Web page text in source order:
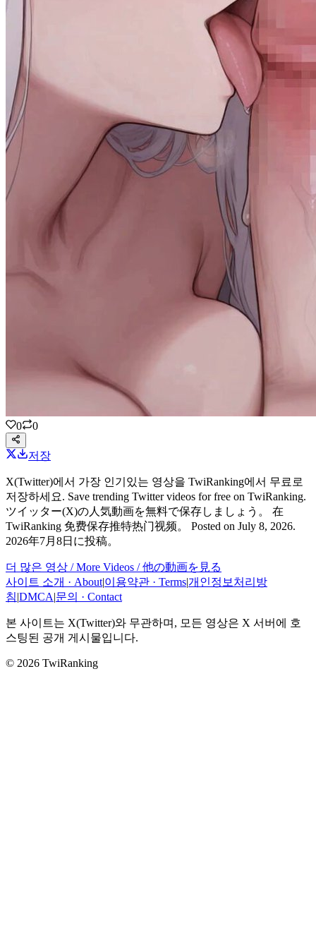
0 0
저장
X(Twitter)에서 가장 인기있는 영상을 TwiRanking에서 무료로
저장하세요. Save trending Twitter videos for free on TwiRanking.
ツイッター(X)の人気動画を無料で保存しましょう。 在
TwiRanking 免费保存推特热门视频。
Posted on July 8, 2026.
2026年7月8日 に投稿。
더 많은 영상 / More Videos / 他の動画を見る
사이트 소개 · About|이용약관 · Terms|개인정보처리방
침|DMCA|문의 · Contact
본 사이트는 X(Twitter)와 무관하며, 모든 영상은 X 서버에 호
스팅된 공개 게시물입니다.
© 2026 TwiRanking